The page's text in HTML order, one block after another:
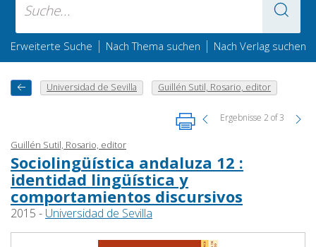
Erweiterte Suche | Nach Thema suchen | Nach Verlag suchen
Universidad de Sevilla Guillén Sutil, Rosario, editor
Ergebnisse 2 of 3
Guillén Sutil, Rosario, editor
Sociolingüística andaluza 12 :
identidad lingüística y
comportamientos discursivos
2015 - Universidad de Sevilla